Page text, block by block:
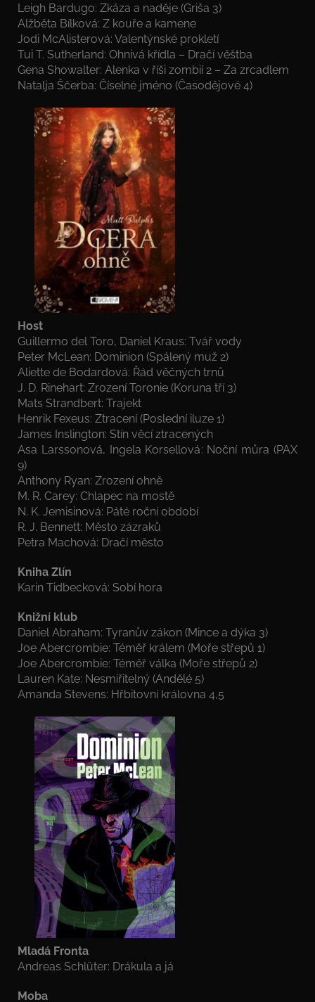
Leigh Bardugo: Zkáza a naděje (Griša 3)
Alžběta Bílková: Z kouře a kamene
Jodi McAlisterová: Valentýnské prokletí
Tui T. Sutherland: Ohnivá křídla – Dračí věštba
Gena Showalter: Alenka v říši zombií 2 – Za zrcadlem
Natalja Ščerba: Číselné jméno (Časodějové 4)
Host
Guillermo del Toro, Daniel Kraus: Tvář vody
Peter McLean: Dominion (Spálený muž 2)
Aliette de Bodardová: Řád věčných trnů
J. D. Rinehart: Zrození Toronie (Koruna tří 3)
Mats Strandbert: Trajekt
Henrik Fexeus: Ztracení (Poslední iluze 1)
James Inslington: Stín věcí ztracených
Asa Larssonová, Ingela Korsellová: Noční můra (PAX
9)
Anthony Ryan: Zrození ohně
M. R. Carey: Chlapec na mostě
N. K. Jemisinová: Páté roční období
R. J. Bennett: Město zázraků
Petra Machová: Dračí město
Kniha Zlín
Karin Tidbecková: Sobí hora
Knižní klub
Daniel Abraham: Tyranův zákon (Mince a dýka 3)
Joe Abercrombie: Téměř králem (Moře střepů 1)
Joe Abercrombie: Téměř válka (Moře střepů 2)
Lauren Kate: Nesmiřitelný (Andělé 5)
Amanda Stevens: Hřbitovní královna 4,5
Mladá Fronta
Andreas Schlüter: Drákula a já
Moba